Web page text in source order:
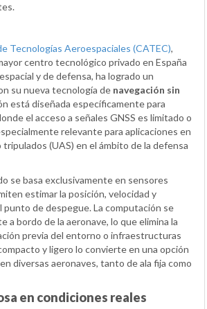
Tecnologías Aeroespaciales (CATEC),
centro tecnológico privado en España
y de defensa, ha logrado un
su nueva tecnología de navegación sin
está diseñada específicamente para
el acceso a señales GNSS es limitado o
relevante para aplicaciones en
(UAS) en el ámbito de la defensa
se basa exclusivamente en sensores
estimar la posición, velocidad y
punto de despegue. La computación se
a bordo de la aeronave, lo que elimina la
previa del entorno o infraestructuras
y ligero lo convierte en una opción
diversas aeronaves, tanto de ala fija como
en condiciones reales